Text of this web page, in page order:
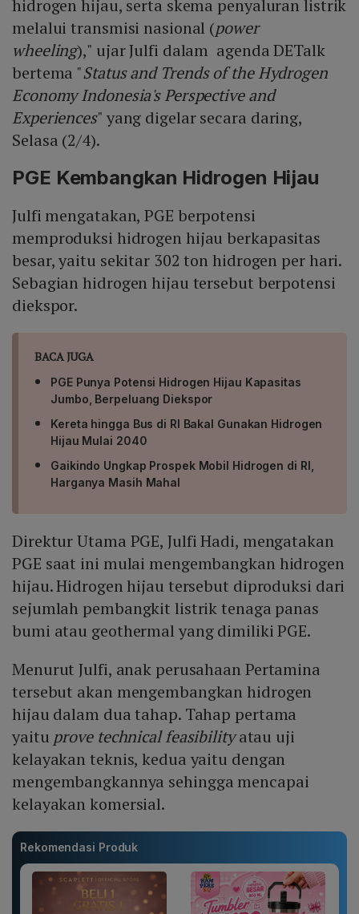
hidrogen hijau, serta skema penyaluran listrik
melalui transmisi nasional (power
wheeling)," ujar Julfi dalam agenda DETalk
bertema "Status and Trends of the Hydrogen
Economy Indonesia's Perspective and
Experiences" yang digelar secara daring,
Selasa (2/4).
PGE Kembangkan Hidrogen Hijau
Julfi mengatakan, PGE berpotensi
memproduksi hidrogen hijau berkapasitas
besar, yaitu sekitar 302 ton hidrogen per hari.
Sebagian hidrogen hijau tersebut berpotensi
diekspor.
BACA JUGA
PGE Punya Potensi Hidrogen Hijau Kapasitas
Jumbo, Berpeluang Diekspor
Kereta hingga Bus di RI Bakal Gunakan Hidrogen
Hijau Mulai 2040
Gaikindo Ungkap Prospek Mobil Hidrogen di RI,
Harganya Masih Mahal
Direktur Utama PGE, Julfi Hadi, mengatakan
PGE saat ini mulai mengembangkan hidrogen
hijau. Hidrogen hijau tersebut diproduksi dari
sejumlah pembangkit listrik tenaga panas
bumi atau geothermal yang dimiliki PGE.
Menurut Julfi, anak perusahaan Pertamina
tersebut akan mengembangkan hidrogen
hijau dalam dua tahap. Tahap pertama
yaitu prove technical feasibilityatau uji
kelayakan teknis, kedua yaitu dengan
mengembangkannya sehingga mencapai
kelayakan komersial.
Rekomendasi Produk